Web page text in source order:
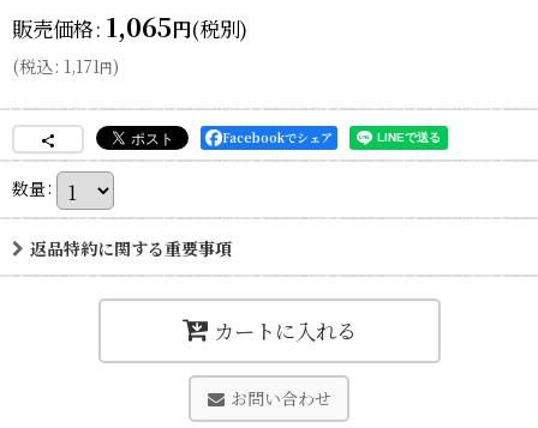
販売価格: 1,065円(税別)
(税込: 1,171 円)
Facebookでシェア
数量:
返品特約に関する重要事項
カートに入れる
お問い合わせ